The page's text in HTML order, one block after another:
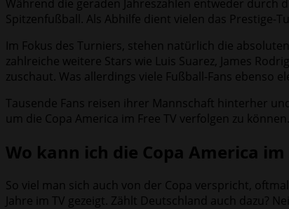
Während die geraden Jahreszahlen entweder durch
Spitzenfußball. Als Abhilfe dient vielen das Prestige-
Im Fokus des Turniers, stehen natürlich die
zahlreiche weitere Stars wie Luis Suarez, James
zuschaut. Was allerdings viele Fußball-Fans ebenso
Tausende Fans reisen ihrer Mannschaft hinterher
um die Copa America im Free TV verfolgen zu
Wo kann ich die Copa America
So viel man sich auch von der Copa verspricht,
Jahre im TV gezeigt. Zählt Deutschland auch dazu?